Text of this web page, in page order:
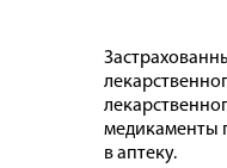
медикаменты
в аптеку.